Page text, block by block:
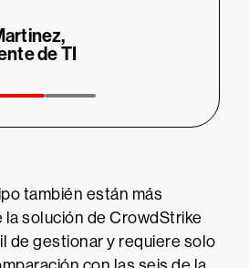
de TI
también están más
solución de CrowdStrike
de gestionar y requiere solo